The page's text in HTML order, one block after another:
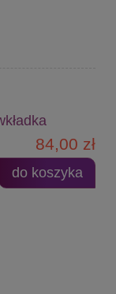
84,00 zł
do koszyka